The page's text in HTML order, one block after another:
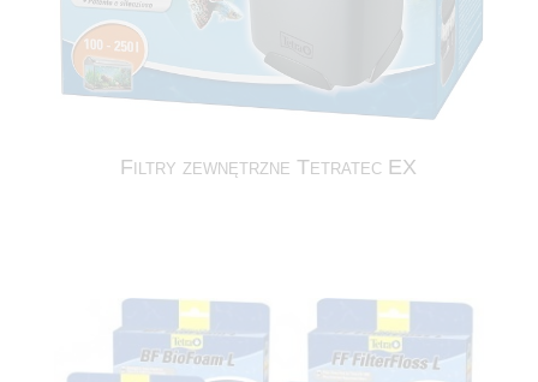
Filtry zewnętrzne Tetratec EX